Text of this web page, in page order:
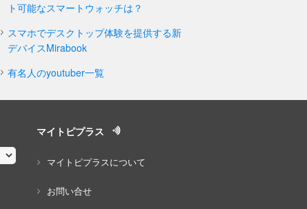
ト可能なスマートウォッチは？
スマホでデスクトップ体験を提供する新
デバイスMirabook
有名人のyoutuber一覧
マイトピプラス
マイトピプラスについて
お問い合せ